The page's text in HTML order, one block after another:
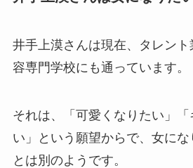
井手上漠さんは現在、タレン
容専門学校にも通っています。
それは、「可愛くなりたい」
い」という願望からで、女にな
とは別のようです。